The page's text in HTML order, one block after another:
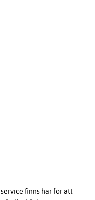
finns här för att